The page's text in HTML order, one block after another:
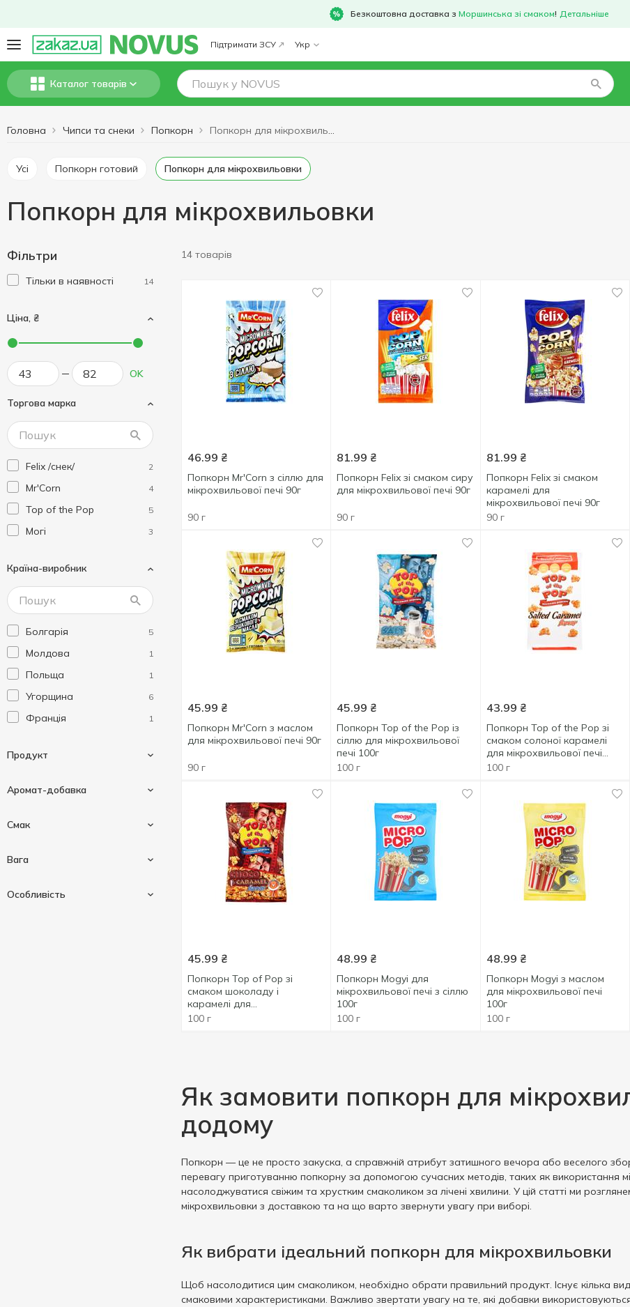
Безкоштовна доставка з Моршинська зі смаком! Детальніше
Підтримати ЗСУ Укр
Каталог товарів
Головна Чипси та снеки Попкорн Попкорн для мікрохвильовки
Усі Попкорн готовий Попкорн для мікрохвильовки
Попкорн для мікрохвильовки
Фільтри
Тільки в наявності 14
Ціна, ₴
OK
Торгова марка
Felix /снек/ 2
Mr'Corn 4
Top of the Pop 5
Могі 3
Країна-виробник
Болгарія 5
Молдова 1
Польща 1
Угорщина 6
Франція 1
Продукт
Аромат-добавка
Карамель 2
Смак
Солоний
Вага
Особливість
14 товарів
46.99 ₴
Попкорн Mr'Corn з сіллю для
мікрохвильової печі 90г
90 г
81.99 ₴
Попкорн Felix зі смаком сиру
для мікрохвильової печі 90г
90 г
81.99 ₴
Попкорн Felix зі смаком
карамелі для
мікрохвильової печі 90г
90 г
45.99 ₴
Попкорн Mr'Corn з маслом
для мікрохвильової печі 90г
90 г
45.99 ₴
Попкорн Top of the Pop із
сіллю для мікрохвильової
печі 100г
100 г
43.99 ₴
Попкорн Top of the Pop зі
смаком солоної карамелі
для мікрохвильової печі
100г
100 г
45.99 ₴
Попкорн Top of Pop зі
смаком шоколаду і
карамелі для
мікрохвильової печі 100г
100 г
48.99 ₴
Попкорн Mogyi для
мікрохвильової печі з сіллю
100г
100 г
48.99 ₴
Попкорн Mogyi з маслом
для мікрохвильової печі
100г
100 г
Як замовити попкорн для
додому
Попкорн — це не просто закуска, а справжній атрибут затишного вечора або веселого
перевагу приготуванню попкорну за допомогою сучасних методів, таких як використання
насолоджуватися свіжим та хрустким смаколиком за лічені хвилини. У цій статті ми
мікрохвильовки з доставкою та на що варто звернути увагу при виборі.
Як вибрати ідеальний попкорн для мікрохвильовки
Щоб насолодитися цим смаколиком, необхідно обрати правильний продукт. Існує кілька
смаковими характеристиками. Важливо звертати увагу на те, які добавки